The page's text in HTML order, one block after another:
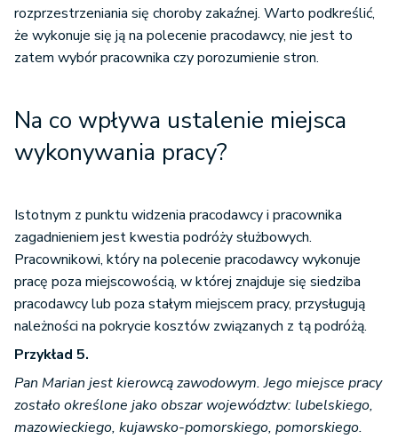
rozprzestrzeniania się choroby zakaźnej. Warto podkreślić,
że wykonuje się ją na polecenie pracodawcy, nie jest to
zatem wybór pracownika czy porozumienie stron.
Na co wpływa ustalenie miejsca
wykonywania pracy?
Istotnym z punktu widzenia pracodawcy i pracownika
zagadnieniem jest kwestia podróży służbowych.
Pracownikowi, który na polecenie pracodawcy wykonuje
pracę poza miejscowością, w której znajduje się siedziba
pracodawcy lub poza stałym miejscem pracy, przysługują
należności na pokrycie kosztów związanych z tą podróżą.
Przykład 5.
Pan Marian jest kierowcą zawodowym. Jego miejsce pracy
zostało określone jako obszar województw: lubelskiego,
mazowieckiego, kujawsko-pomorskiego, pomorskiego.